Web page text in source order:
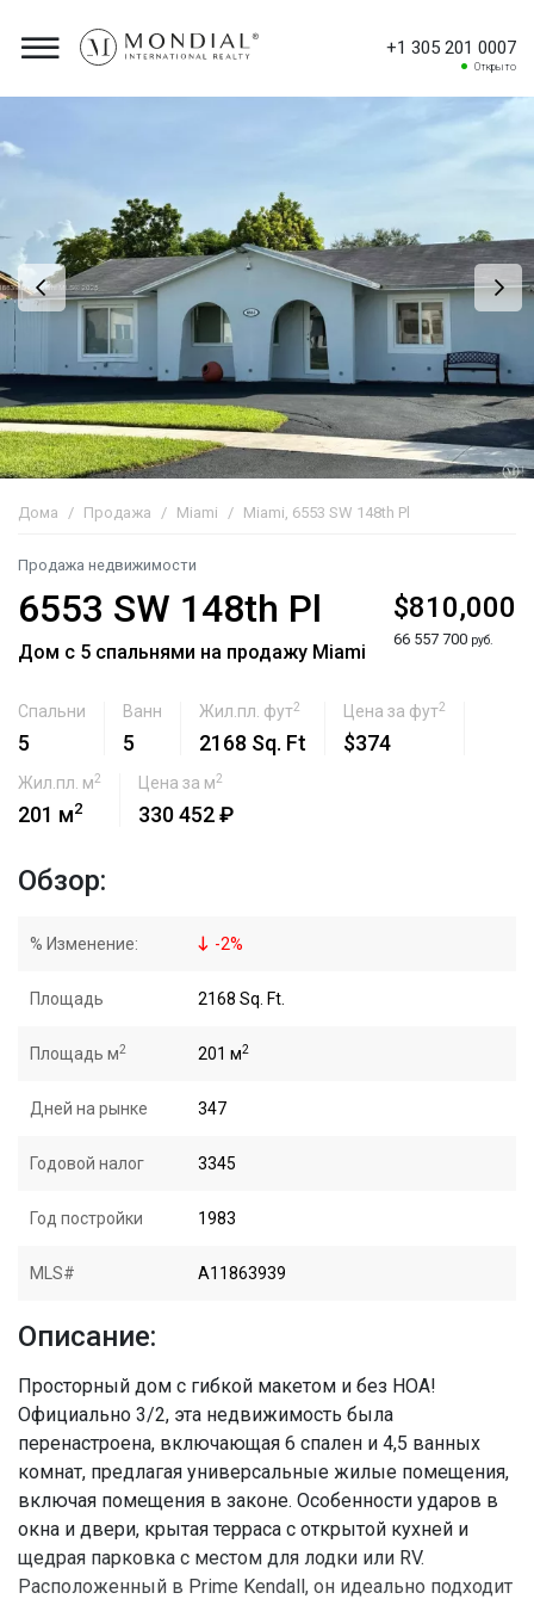
+1 305 201 0007
Открыто
Дома Продажа Miami Miami, 6553 SW 148th Pl
Продажа недвижимости
6553 SW 148th Pl
Дом с 5 спальнями на продажу Miami
$810,000
66 557 700 руб.
Спальни
5
Ванн
5
Жил.пл. фут2
2168 Sq. Ft
Цена за фут2
$374
Жил.пл. м2
201 м2
Цена за м2
330 452 ₽
Обзор:
% Изменение: -2%
Площадь 2168 Sq. Ft.
Площадь м2 201 м2
Дней на рынке 347
Годовой налог 3345
Год постройки 1983
MLS# A11863939
Описание:
Просторный дом с гибкой макетом и без HOA!
Официально 3/2, эта недвижимость была
перенастроена, включающая 6 спален и 4,5 ванных
комнат, предлагая универсальные жилые помещения,
включая помещения в законе. Особенности ударов в
окна и двери, крытая терраса с открытой кухней и
щедрая парковка с местом для лодки или RV.
Расположенный в Prime Kendall, он идеально подходит